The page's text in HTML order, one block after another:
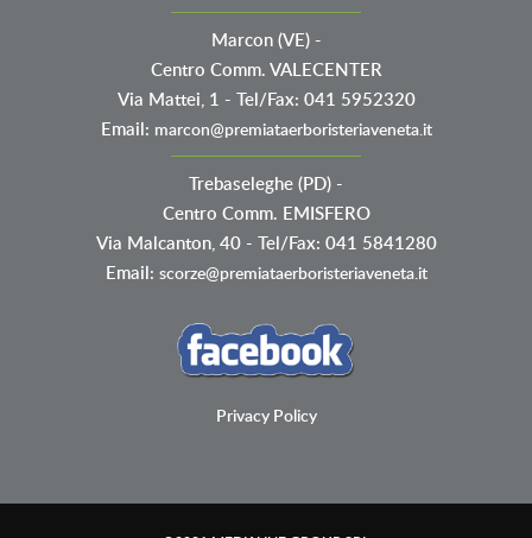
Marcon (VE)-
Centro Comm. VALECENTER
Via Mattei, 1 - Tel/Fax: 041 5952320
Email: marcon@premiataerboristeriaveneta.it
Trebaseleghe (PD) -
Centro Comm. EMISFERO
Via Malcanton, 40 - Tel/Fax: 041 5841280
Email: scorze@premiataerboristeriaveneta.it
Privacy Policy